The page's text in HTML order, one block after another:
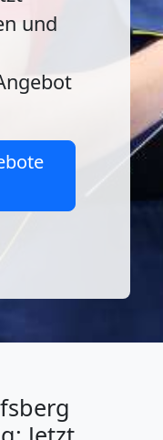
und